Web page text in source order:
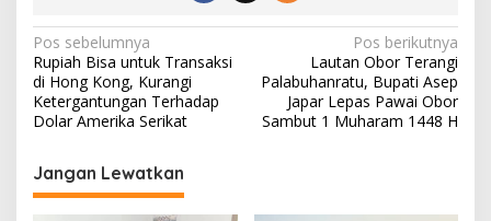
N
a
v
g
a
Pos sebelumnya
Rupiah Bisa untuk Transaksi
di Hong Kong, Kurangi
Ketergantungan Terhadap
Dolar Amerika Serikat
Pos berikutnya
Lautan Obor Terangi
Palabuhanratu, Bupati Asep
Japar Lepas Pawai Obor
Sambut 1 Muharam 1448 H
Jangan Lewatkan